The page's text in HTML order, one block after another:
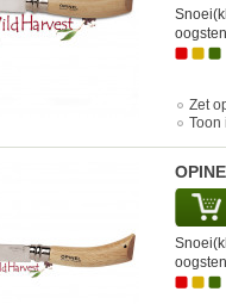
Zet
Toon